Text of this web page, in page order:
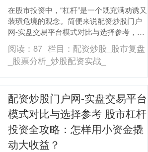
在股市投资中，“杠杆”是一个既充满劝诱又
装璜危境的观念。简便来说配资炒股门户
网-实盘交易平台模式对比与选择参考，**
股市杠杆即是借用资金来放大投资限制
**，如同....
阅读：87 栏目： 配资炒股_股市复盘
_股票分析_炒股配资实战_
配资炒股门户网-实盘交易平台
模式对比与选择参考 股市杠杆
投资全攻略：怎样用小资金撬
动大收益？